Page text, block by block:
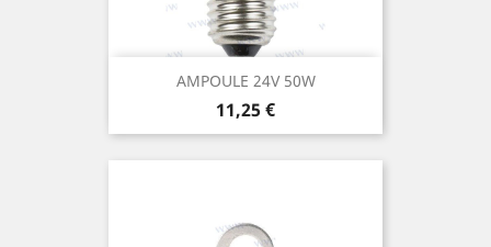
AMPOULE 24V 50W
Prix
11,25 €